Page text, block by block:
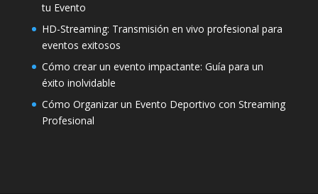
tu Evento
HD-Streaming: Transmisión en vivo profesional para
eventos exitosos
Cómo crear un evento impactante: Guía para un
éxito inolvidable
Cómo Organizar un Evento Deportivo con Streaming
Profesional